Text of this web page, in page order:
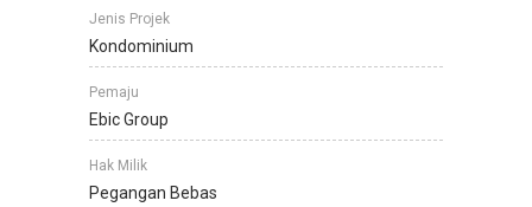
Jenis Projek
Kondominium
Pemaju
Ebic Group
Hak Milik
Pegangan Bebas